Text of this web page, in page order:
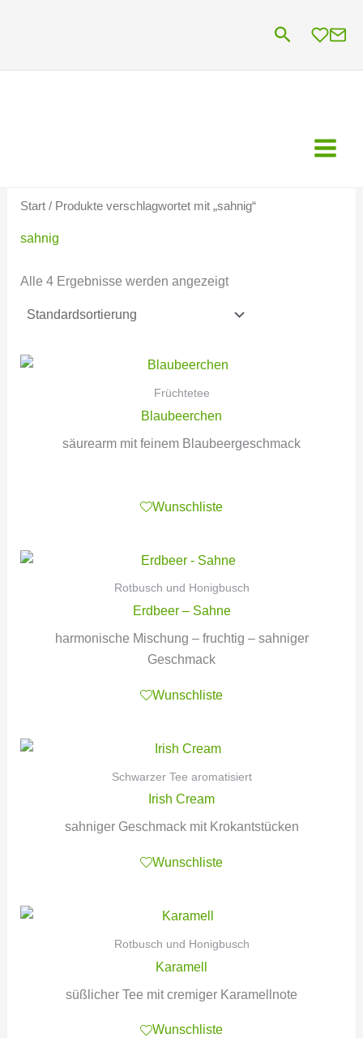
Suchen
Start/ Produkte verschlagwortet mit „sahnig“
sahnig
Alle 4 Ergebnisse werden angezeigt
Früchtetee
Blaubeerchen
säurearm mit feinem Blaubeergeschmack
Wunschliste
Rotbusch und Honigbusch
Erdbeer – Sahne
harmonische Mischung – fruchtig – sahniger
Geschmack
Wunschliste
Schwarzer Tee aromatisiert
Irish Cream
sahniger Geschmack mit Krokantstücken
Wunschliste
Rotbusch und Honigbusch
Karamell
süßlicher Tee mit cremiger Karamellnote
Wunschliste